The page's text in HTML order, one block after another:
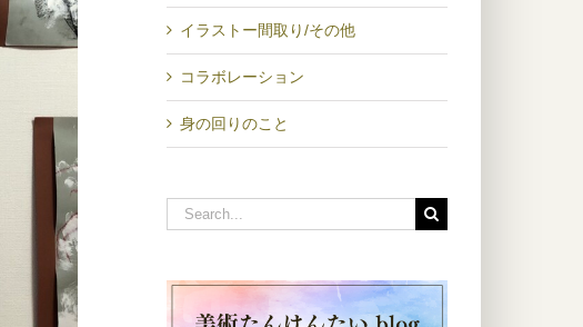
イラストー間取り/その他
コラボレーション
身の回りのこと
Search
for: